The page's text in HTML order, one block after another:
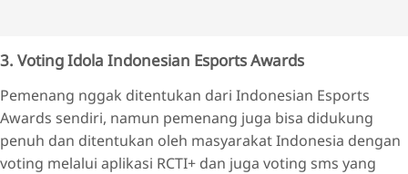
3. Voting Idola Indonesian Esports Awards
Pemenang nggak ditentukan dari Indonesian Esports
Awards sendiri, namun pemenang juga bisa didukung
penuh dan ditentukan oleh masyarakat Indonesia dengan
voting melalui aplikasi RCTI+ dan juga voting sms yang